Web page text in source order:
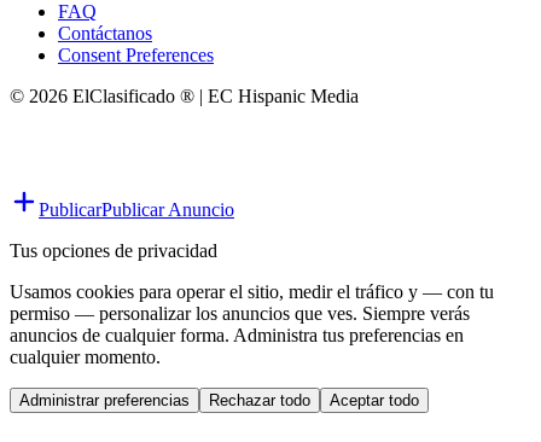
FAQ
Contáctanos
Consent Preferences
© 2026 ElClasificado ® | EC Hispanic Media
PublicarPublicar Anuncio
Tus opciones de privacidad
Usamos cookies para operar el sitio, medir el tráfico y — con tu
permiso — personalizar los anuncios que ves. Siempre verás
anuncios de cualquier forma. Administra tus preferencias en
cualquier momento.
Administrar preferencias Rechazar todo Aceptar todo